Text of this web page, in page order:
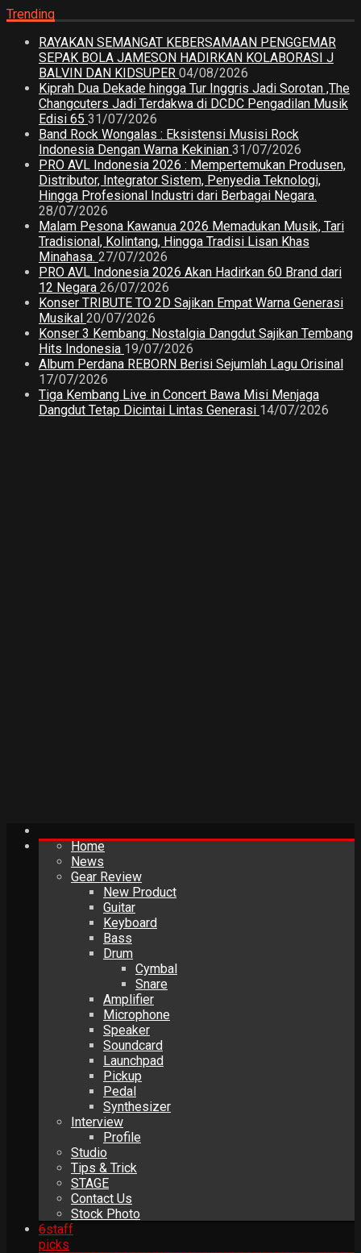
Trending
RAYAKAN SEMANGAT KEBERSAMAAN PENGGEMAR
SEPAK BOLA JAMESON HADIRKAN KOLABORASI J
BALVIN DAN KIDSUPER 04/08/2026
Kiprah Dua Dekade hingga Tur Inggris Jadi Sorotan ,The
Changcuters Jadi Terdakwa di DCDC Pengadilan Musik
Edisi 65 31/07/2026
Band Rock Wongalas : Eksistensi Musisi Rock
Indonesia Dengan Warna Kekinian 31/07/2026
PRO AVL Indonesia 2026 : Mempertemukan Produsen,
Distributor, Integrator Sistem, Penyedia Teknologi,
Hingga Profesional Industri dari Berbagai Negara.
28/07/2026
Malam Pesona Kawanua 2026 Memadukan Musik, Tari
Tradisional, Kolintang, Hingga Tradisi Lisan Khas
Minahasa. 27/07/2026
PRO AVL Indonesia 2026 Akan Hadirkan 60 Brand dari
12 Negara 26/07/2026
Konser TRIBUTE TO 2D Sajikan Empat Warna Generasi
Musikal 20/07/2026
Konser 3 Kembang: Nostalgia Dangdut Sajikan Tembang
Hits Indonesia 19/07/2026
Album Perdana REBORN Berisi Sejumlah Lagu Orisinal
17/07/2026
Tiga Kembang Live in Concert Bawa Misi Menjaga
Dangdut Tetap Dicintai Lintas Generasi 14/07/2026
Home
News
Gear Review
New Product
Guitar
Keyboard
Bass
Drum
Cymbal
Snare
Amplifier
Microphone
Speaker
Soundcard
Launchpad
Pickup
Pedal
Synthesizer
Interview
Profile
Studio
Tips & Trick
STAGE
Contact Us
Stock Photo
6staff
picks